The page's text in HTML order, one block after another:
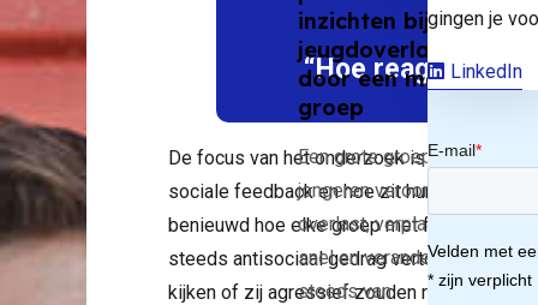
“Hoe reageren zij
De focus van het onderzoek is het sociale
sociale feedback en hoe zit hun zelfbeeld
benieuwd hoe elke groep met feedback
steeds antisociaal gedrag vertoont
kijken of zij agressief zouden reageren op
inzichten bij
jeugdoverlast
door een mobiele
groep
Een grote groep
jongeren veroorzaakt
overlast, verplaatst zich
snel en verandert
steeds van
gingen je
LinkedIn